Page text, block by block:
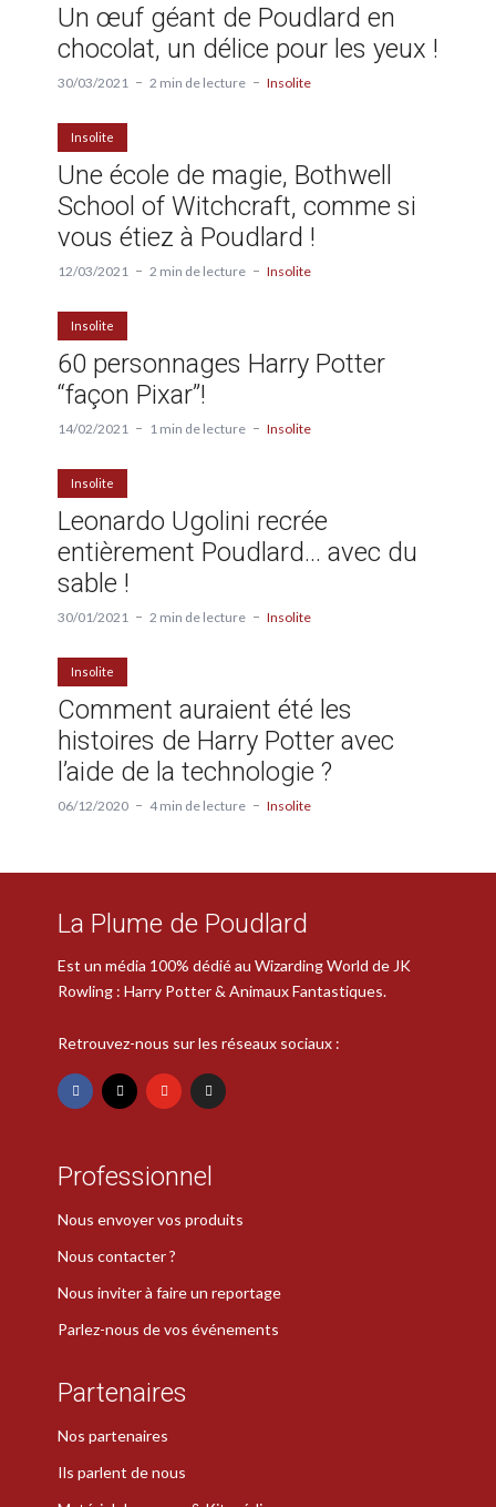
Un œuf géant de Poudlard en
chocolat, un délice pour les yeux !
30/03/2021 2 min de lecture Insolite
Insolite
Une école de magie, Bothwell
School of Witchcraft, comme si
vous étiez à Poudlard !
12/03/2021 2 min de lecture Insolite
Insolite
60 personnages Harry Potter
“façon Pixar”!
14/02/2021 1 min de lecture Insolite
Insolite
Leonardo Ugolini recrée
entièrement Poudlard… avec du
sable !
30/01/2021 2 min de lecture Insolite
Insolite
Comment auraient été les
histoires de Harry Potter avec
l’aide de la technologie ?
06/12/2020 4 min de lecture Insolite
La Plume de Poudlard
Est un média 100% dédié au Wizarding World de JK
Rowling : Harry Potter & Animaux Fantastiques.
Retrouvez-nous sur les réseaux sociaux :
Professionnel
Nous envoyer vos produits
Nous contacter ?
Nous inviter à faire un reportage
Parlez-nous de vos événements
Partenaires
Nos partenaires
Ils parlent de nous